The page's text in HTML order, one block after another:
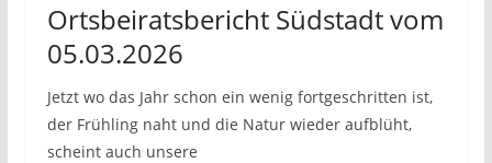
Ortsbeiratsbericht Südstadt vom
05.03.2026
Jetzt wo das Jahr schon ein wenig fortgeschritten ist,
der Frühling naht und die Natur wieder aufblüht,
scheint auch unsere